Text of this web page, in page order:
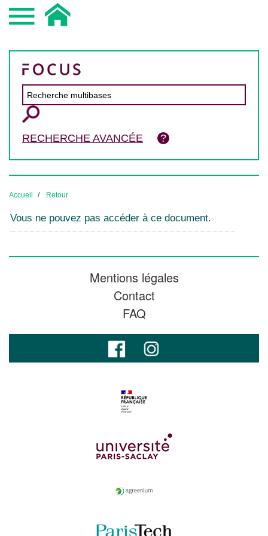
RECHERCHE AVANCÉE
Accueil Retour
Vous ne pouvez pas accéder à ce document.
Mentions légales
Contact
FAQ